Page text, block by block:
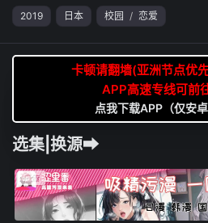
2019 日本 校园 / 恋爱
卡顿请翻墙(亚洲节点优
APP高速专线可前
点我下载APP（仅安卓
选集|换源➡